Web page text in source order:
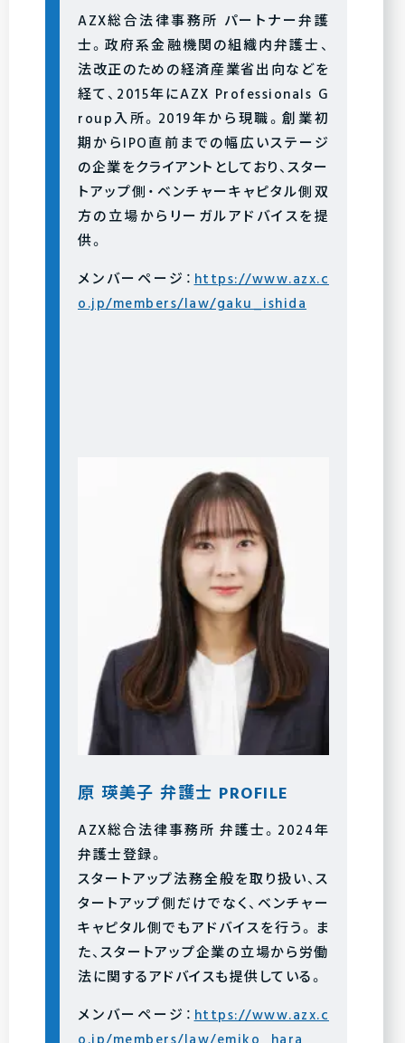
AZX総合法律事務所 パートナー弁護
士。政府系金融機関の組織内弁護士、
法改正のための経済産業省出向などを
経て、2015年にAZX Professionals G
roup入所。2019年から現職。創業初
期からIPO直前までの幅広いステージ
の企業をクライアントとしており、スター
トアップ側・ベンチャーキャピタル側双
方の立場からリーガルアドバイスを提
供。
メンバーページ：https://www.azx.c
o.jp/members/law/gaku_ishida
原 瑛美子 弁護士 PROFILE
AZX総合法律事務所 弁護士。2024年
弁護士登録。
スタートアップ法務全般を取り扱い、ス
タートアップ側だけでなく、ベンチャー
キャピタル側でもアドバイスを行う。ま
た、スタートアップ企業の立場から労働
法に関するアドバイスも提供している。
メンバーページ：https://www.azx.c